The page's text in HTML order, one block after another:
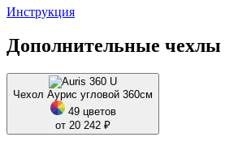
Инструкция
Дополнительные чехлы
Чехол Аурис угловой 360см
49 цветов
от 20 242 ₽